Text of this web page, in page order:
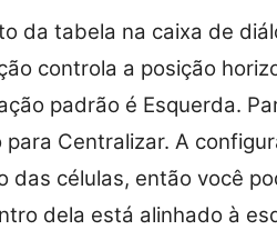
da tabela na caixa de
controla a posição
padrão é Esquerda.
Centralizar. A
das células, então você
dela está alinhado à